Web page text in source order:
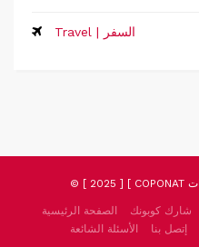
Travel | السفر
الصفحة الرئيسية شارك كوبونك
الأسئلة الشائعة
إتصل بنا